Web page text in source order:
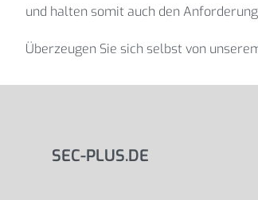
und halten somit auch den
Überzeugen Sie sich selbst von
SEC-PLUS.DE